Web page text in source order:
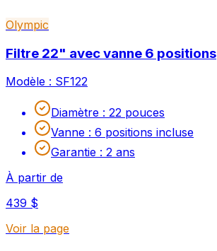
Olympic
Filtre 22" avec vanne 6 positions
Modèle : SF122
Diamètre : 22 pouces
Vanne : 6 positions incluse
Garantie : 2 ans
À partir de
439 $
Voir la page